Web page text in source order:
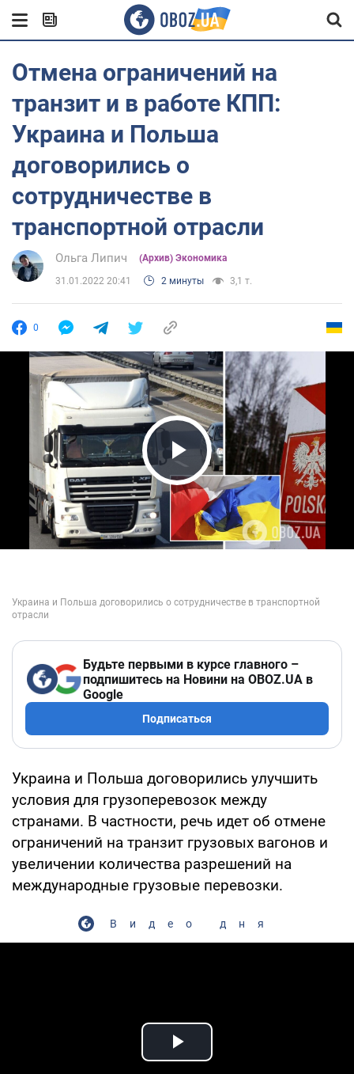
Отмена ограничений на
транзит и в работе КПП:
Украина и Польша
договорились о
сотрудничестве в
транспортной отрасли
Ольга Липич (Архив) Экономика
31.01.2022 20:41 2 минуты 3,1 т.
0
Play Video
Будьте первыми в курсе главного –
подпишитесь на Новини на OBOZ.UA в
Google
Подписаться
Украина и Польша договорились улучшить
условия для грузоперевозок между
странами. В частности, речь идет об отмене
ограничений на транзит грузовых вагонов и
увеличении количества разрешений на
международные грузовые перевозки.
Видео дня
Play Video